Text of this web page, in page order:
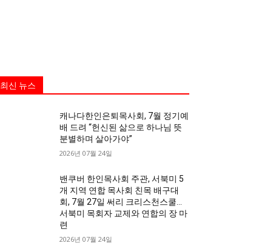
최신 뉴스
캐나다한인은퇴목사회, 7월 정기예
배 드려 “헌신된 삶으로 하나님 뜻
분별하며 살아가야”
2026년 07월 24일
밴쿠버 한인목사회 주관, 서북미 5
개 지역 연합 목사회 친목 배구대
회, 7월 27일 써리 크리스천스쿨…
서북미 목회자 교제와 연합의 장 마
련
2026년 07월 24일